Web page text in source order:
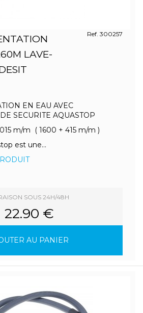
LAVE-
Ref. 300257
EN EAU AVEC
SECURITE AQUASTOP
m/m ( 1600 + 415 m/m )
est une...
SOUS 24H/48H
22.90 €
AU PANIER